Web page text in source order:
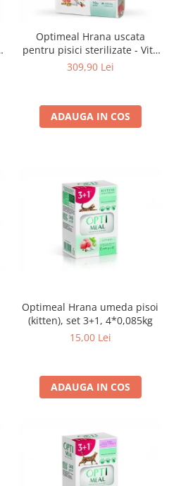
Optimeal Hrana uscata
pentru pisici sterilizate - Vita
si Sorg, 10 kg
309,90 Lei
ADAUGA IN COS
Optimeal Hrana umeda pisoi
(kitten), set 3+1, 4*0,085kg
15,00 Lei
ADAUGA IN COS